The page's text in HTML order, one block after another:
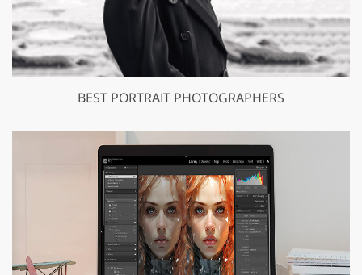
BEST PORTRAIT PHOTOGRAPHERS